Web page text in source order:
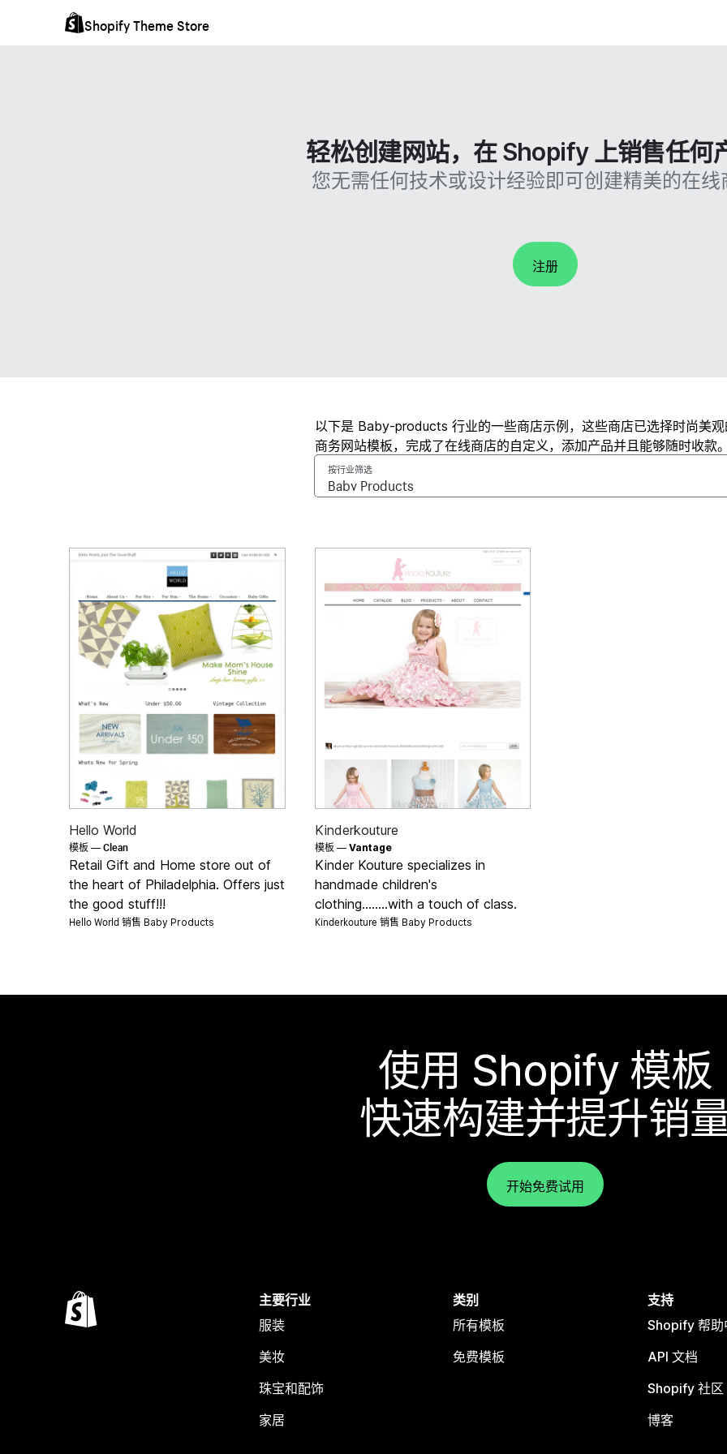
Shopify Theme Store
轻松创建网站，在 Shopify 上销售任何
您无需任何技术或设计经验即可创建精美的在线
注册
以下是 Baby-products 行业的一些商店示例，这些商店已选择时尚美
商务网站模板，完成了在线商店的自定义，添加产品并且能够随时收款。
按行业筛选
Hello World
模板 —Clean
Retail Gift and Home store out of
the heart of Philadelphia. Offers just
the good stuff!!!
Hello World 销售 Baby Products
Kinderkouture
模板 — Vantage
Kinder Kouture specializes in
handmade children's
clothing........with a touch of class.
Kinderkouture 销售 Baby Products
使用 Shopify 模板
快速构建并提升销
开始免费试用
主要行业
服装
美妆
珠宝和配饰
家居
类别
所有模板
免费模板
支持
Shopify 帮助
API 文档
Shopify 社区
博客